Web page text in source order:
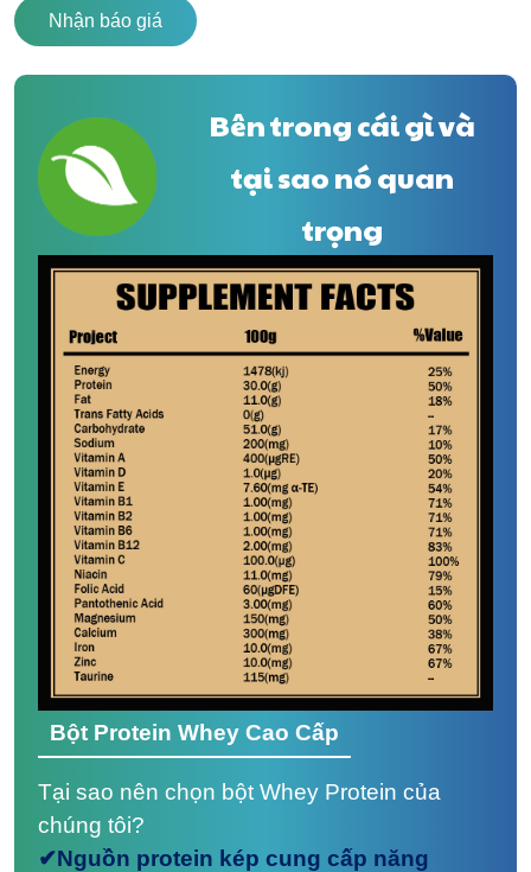
Nhận báo giá
Bên trong cái gì và
tại sao nó quan
trọng
Bột Protein Whey Cao Cấp
Tại sao nên chọn bột Whey Protein của
chúng tôi?
✔Nguồn protein kép cung cấp năng